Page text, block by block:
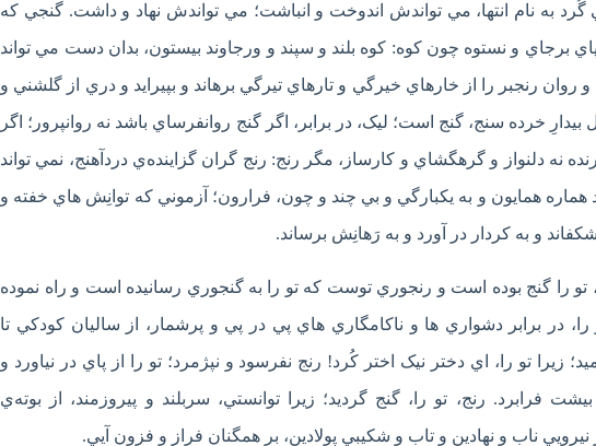
گُرد به نام انتها، مي تواندش اندوخت و انباشت؛ مي تواندش نهاد و داشت. گنجي که
برجاي و نستوه چون کوه: کوه بلند و سپند و ورجاوند بيستون، بدان دست مي تواند
و روان رنجبر را از خارهاي خيرگي و تارهاي تيرگي برهاند و بپيرايد و دري از گلشني و
خرده سنج، گنج است؛ ليک، در برابر، اگر گنج روانفرساي باشد نه روانپرور؛ اگر
نه دلنواز و گرهگشاي و کارساز، مگر رنج: رنج گران گزاينده‌ي دردآهنج، نمي تواند
هماره همايون و به يکبارگي و بي چند و چون، فرارون؛ آزموني که توانِش هاي خفته و
و به کردار در آورد و به رَهانِش برساند.
تو را گنج بوده است و رنجوري توست که تو را به گنجوري رسانيده است و راه نموده
در برابر دشواري ها و ناکامگاري هاي پي در پي و پرشمار، از ساليان کودکي تا
زيرا تو را، اي دختر نيک اختر کُرد! رنج نفرسود و نپژمرد؛ تو را از پاي در نياورد و
فرابرد. رنج، تو را، گنج گرديد؛ زيرا توانستي، سربلند و پيروزمند، از بوته‌ي
ناب و نهادين و تاب و شکيبي پولادين، بر همگنان فراز و فزون آيي.